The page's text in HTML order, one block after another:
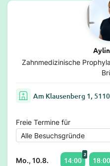
Zahnmedizinische
Am Klausenberg 1,
Freie Termine für
Mo., 10.8. 14:00
2
18:00